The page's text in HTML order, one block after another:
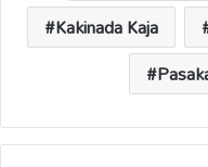
Kakinada Kaja